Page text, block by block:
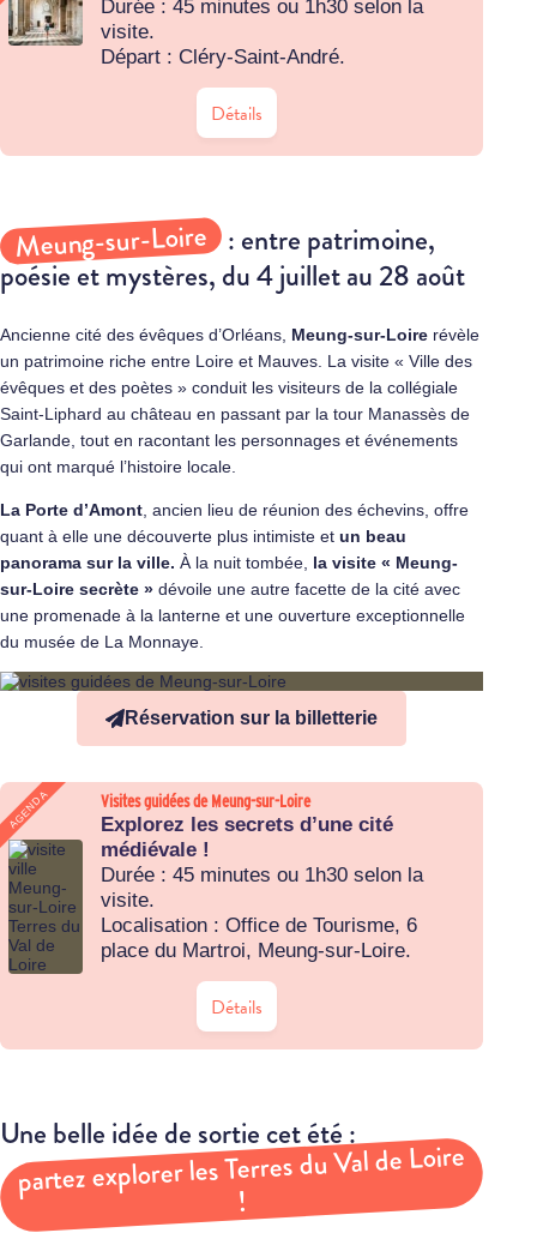
Durée : 45 minutes ou 1h30 selon la
visite.
Départ : Cléry-Saint-André.
Détails
Meung-sur-Loire : entre patrimoine,
poésie et mystères, du 4 juillet au 28 août
Ancienne cité des évêques d’Orléans, Meung‑sur‑Loire révèle
un patrimoine riche entre Loire et Mauves. La visite « Ville des
évêques et des poètes » conduit les visiteurs de la collégiale
Saint-Liphard au château en passant par la tour Manassès de
Garlande, tout en racontant les personnages et événements
qui ont marqué l’histoire locale.
La Porte d’Amont , ancien lieu de réunion des échevins, offre
quant à elle une découverte plus intimiste et un beau
panorama sur la ville. À la nuit tombée, la visite « Meung-
sur-Loire secrète » dévoile une autre facette de la cité avec
une promenade à la lanterne et une ouverture exceptionnelle
du musée de La Monnaye.
Réservation sur la billetterie
AGENDA Visites guidées de Meung-sur-Loire
Explorez les secrets d’une cité
médiévale !
Durée : 45 minutes ou 1h30 selon la
visite.
Localisation : Office de Tourisme, 6
place du Martroi, Meung-sur-Loire.
Détails
Une belle idée de sortie cet été :
partez explorer les Terres du Val de Loire
!